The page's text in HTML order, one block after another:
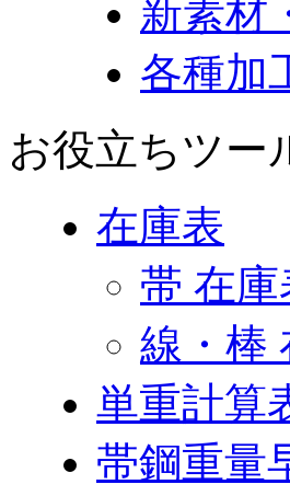
新素材
各種加
お役立ちツー
在庫表
帯 在庫
線・棒
単重計算
帯鋼重量